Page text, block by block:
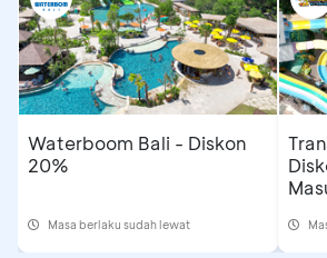
Waterboom Bali - Diskon
20%
Masa berlaku sudah lewat